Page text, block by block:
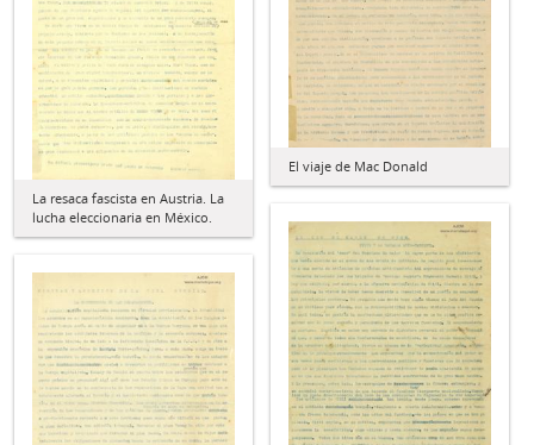
El viaje de Mac Donald
La resaca fascista en Austria. La
lucha eleccionaria en México.